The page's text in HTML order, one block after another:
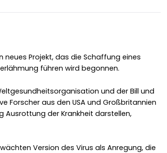
Projekt, das die Schaffung eines
führen wird begonnen.
und der Bill und
Forscher aus den USA und Großbritannien
Ausrottung der Krankheit darstellen,
Version des Virus als Anregung, die